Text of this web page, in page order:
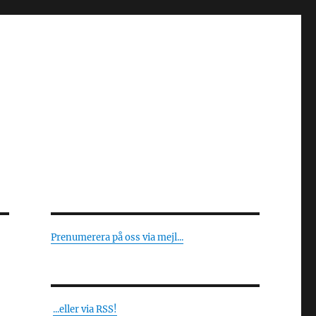
Prenumerera på oss via mejl...
...eller via RSS!